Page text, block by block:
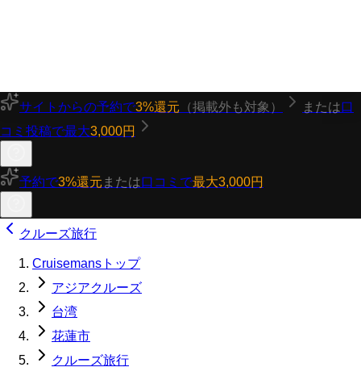
サイトからの予約で3%還元 （掲載外も対象） または口
コミ投稿で最大3,000円
予約で3%還元 または口コミで最大3,000円
クルーズ旅行
Cruisemansトップ
アジアクルーズ
台湾
花蓮市
クルーズ旅行